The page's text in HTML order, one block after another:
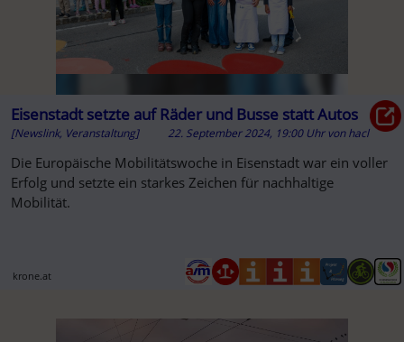
Eisenstadt setzte auf Räder und Busse statt Autos
[Newslink, Veranstaltung] 22. September 2024, 19:00 Uhr vonhacl
Die Europäische Mobilitätswoche in Eisenstadt war ein voller
Erfolg und setzte ein starkes Zeichen für nachhaltige
Mobilität.
krone.at